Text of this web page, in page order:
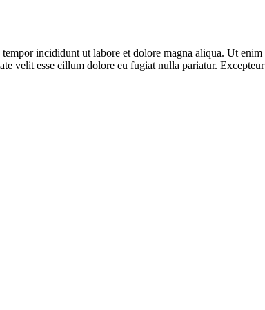
incididunt ut labore et dolore magna aliqua. Ut
velit esse cillum dolore eu fugiat nulla pariatur.